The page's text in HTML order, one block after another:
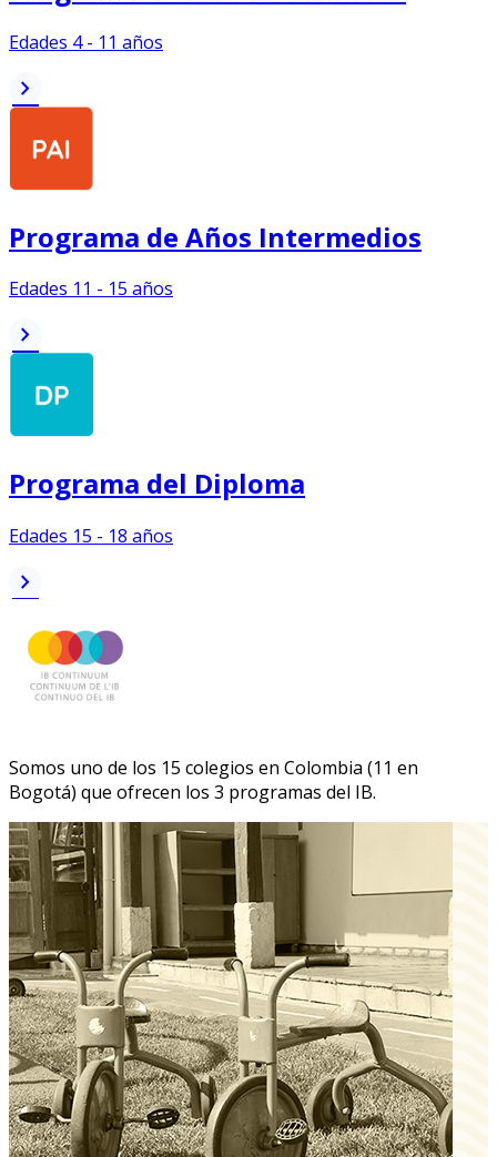
Edades 4 - 11 años
chevron_right
Programa de Años Intermedios
Edades 11 - 15 años
chevron_right
Programa del Diploma
Edades 15 - 18 años
chevron_right
Somos uno de los 15 colegios en Colombia (11 en
Bogotá) que ofrecen los 3 programas del IB.